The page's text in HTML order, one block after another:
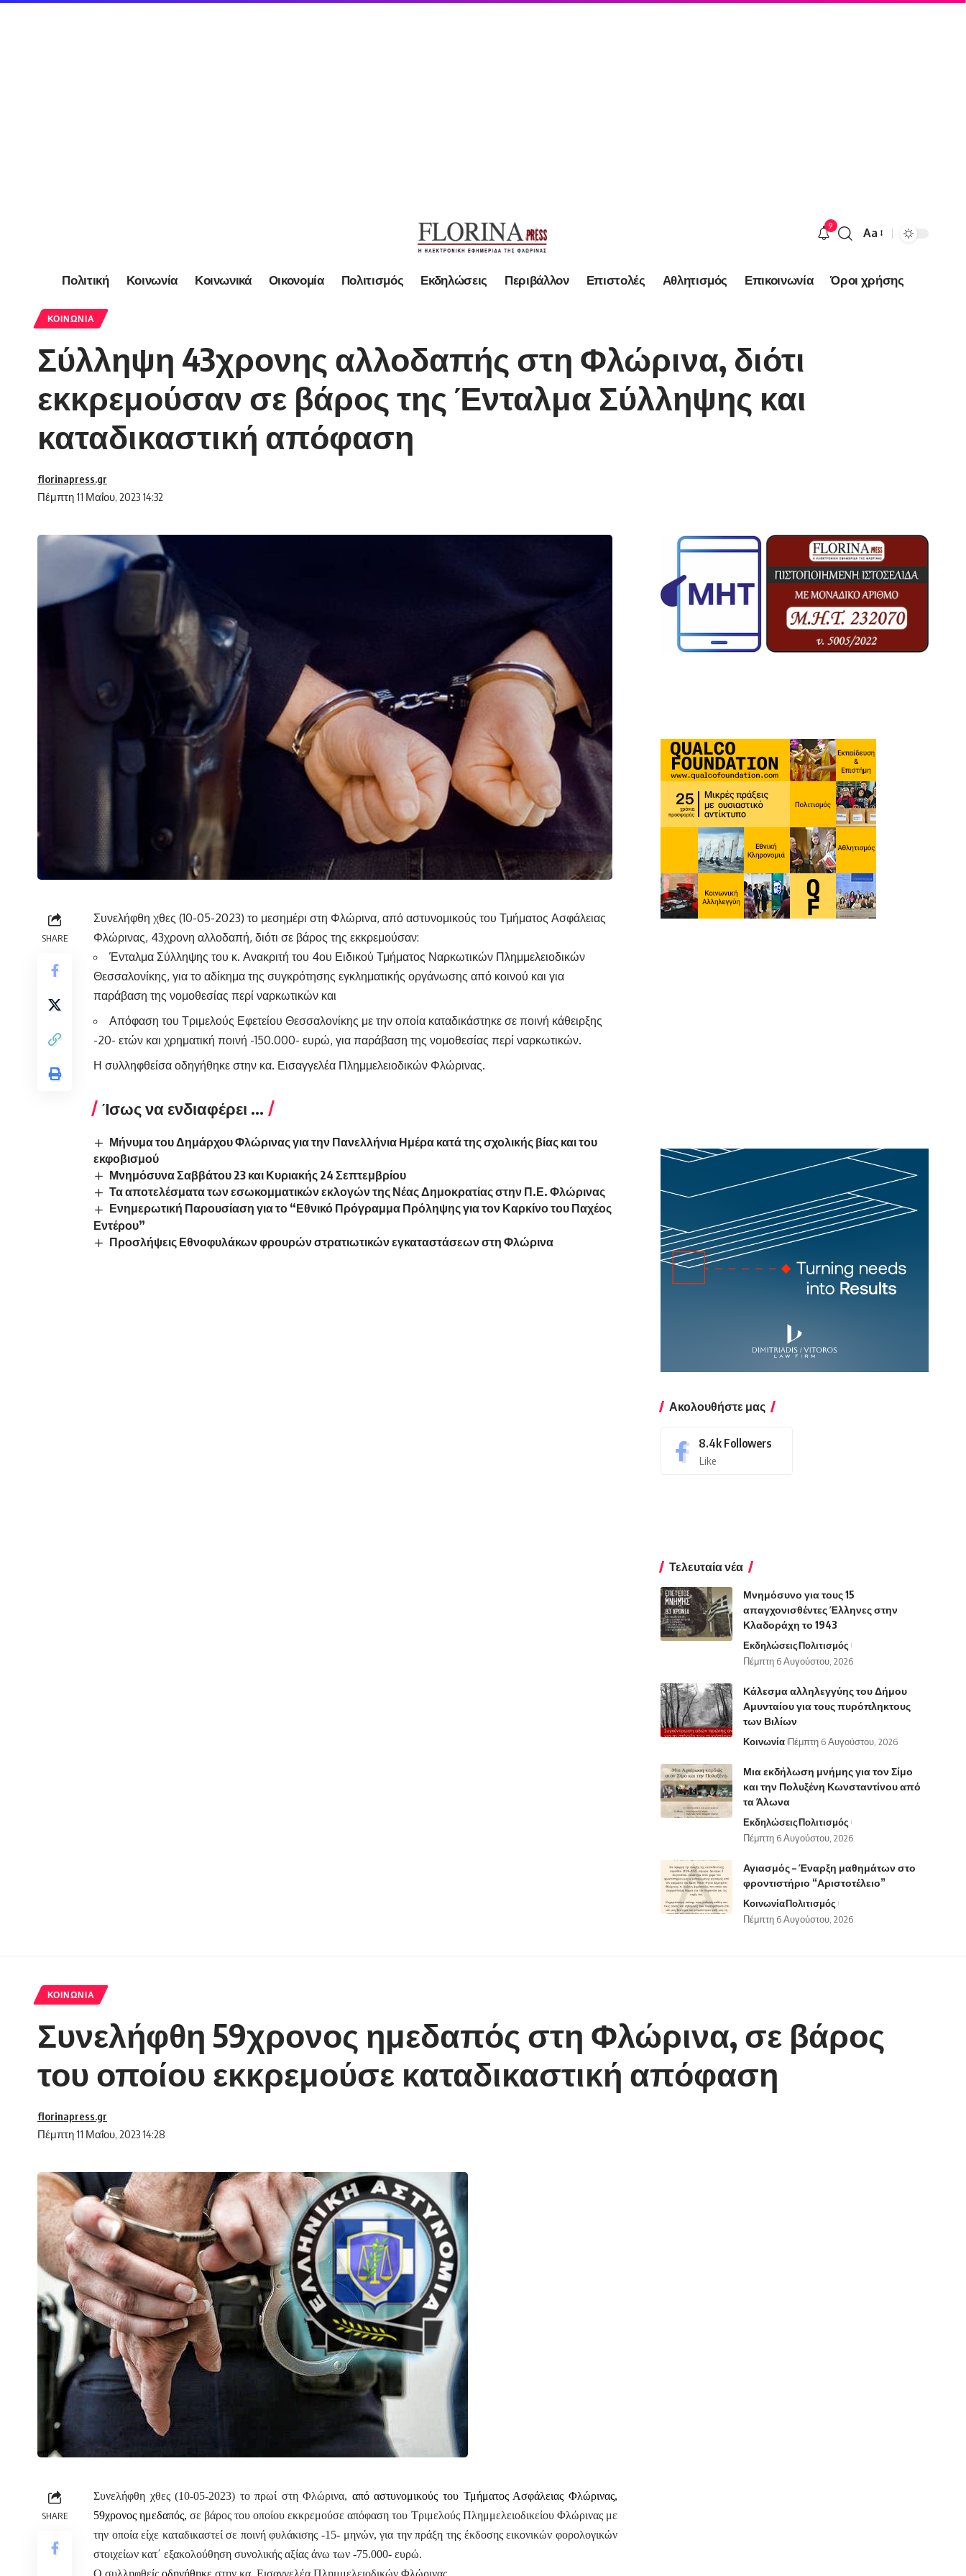
9
Font
Aa
Πολιτική Κοινωνία Κοινωνικά Οικονομία Πολιτισμός Εκδηλώσεις Περιβάλλον Επιστολές Αθλητισμός Επικοινωνία Όροι χρήσης
ΚΟΙΝΩΝΊΑ
Σύλληψη 43χρονης αλλοδαπής στη Φλώρινα, διότι
εκκρεμούσαν σε βάρος της Ένταλμα Σύλληψης και
καταδικαστική απόφαση
Πέμπτη 11 Μαΐου, 2023 14:32
florinapress.gr
SHARE
Συνελήφθη χθες (10-05-2023) το μεσημέρι στη Φλώρινα, από αστυνομικούς του Τμήματος Ασφάλειας
Φλώρινας, 43χρονη αλλοδαπή, διότι σε βάρος της εκκρεμούσαν:
Ένταλμα Σύλληψης του κ. Ανακριτή του 4ου Ειδικού Τμήματος Ναρκωτικών Πλημμελειοδικών
Θεσσαλονίκης, για το αδίκημα της συγκρότησης εγκληματικής οργάνωσης από κοινού και για
παράβαση της νομοθεσίας περί ναρκωτικών και
Απόφαση του Τριμελούς Εφετείου Θεσσαλονίκης με την οποία καταδικάστηκε σε ποινή κάθειρξης
-20- ετών και χρηματική ποινή -150.000- ευρώ, για παράβαση της νομοθεσίας περί ναρκωτικών.
Η συλληφθείσα οδηγήθηκε στην κα. Εισαγγελέα Πλημμελειοδικών Φλώρινας.
Ίσως να ενδιαφέρει ...
Μήνυμα του Δημάρχου Φλώρινας για την Πανελλήνια Ημέρα κατά της σχολικής βίας και του
εκφοβισμού
Μνημόσυνα Σαββάτου 23 και Κυριακής 24 Σεπτεμβρίου
Τα αποτελέσματα των εσωκομματικών εκλογών της Νέας Δημοκρατίας στην Π.Ε. Φλώρινας
Ενημερωτική Παρουσίαση για το “Εθνικό Πρόγραμμα Πρόληψης για τον Καρκίνο του Παχέος
Εντέρου”
Προσλήψεις Εθνοφυλάκων φρουρών στρατιωτικών εγκαταστάσεων στη Φλώρινα
Ακολουθήστε μας
8.4k Followers
Like
Τελευταία νέα
Μνημόσυνο για τους 15
απαγχονισθέντες Έλληνες στην
Κλαδοράχη το 1943
ΕκδηλώσειςΠολιτισμός
Πέμπτη 6 Αυγούστου, 2026
Κάλεσμα αλληλεγγύης του Δήμου
Αμυνταίου για τους πυρόπληκτους
των Βιλίων
Κοινωνία Πέμπτη 6 Αυγούστου, 2026
Μια εκδήλωση μνήμης για τον Σίμο
και την Πολυξένη Κωνσταντίνου από
τα Άλωνα
ΕκδηλώσειςΠολιτισμός
Πέμπτη 6 Αυγούστου, 2026
Αγιασμός – Έναρξη μαθημάτων στο
φροντιστήριο “Αριστοτέλειο”
ΚοινωνίαΠολιτισμός
Πέμπτη 6 Αυγούστου, 2026
ΚΟΙΝΩΝΊΑ
Συνελήφθη 59χρονος ημεδαπός στη Φλώρινα, σε βάρος
του οποίου εκκρεμούσε καταδικαστική απόφαση
Πέμπτη 11 Μαΐου, 2023 14:28
florinapress.gr
SHARE
Συνελήφθη χθες (10-05-2023) το πρωί στη Φλώρινα, από αστυνομικούς του Τμήματος Ασφάλειας Φλώρινας,
59χρονος ημεδαπός,σε βάρος του οποίου εκκρεμούσε απόφαση του Τριμελούς Πλημμελειοδικείου Φλώρινας με
την οποία είχε καταδικαστεί σε ποινή φυλάκισης -15- μηνών, για την πράξη της έκδοσης εικονικών φορολογικών
στοιχείων κατ΄ εξακολούθηση συνολικής αξίας άνω των -75.000- ευρώ.